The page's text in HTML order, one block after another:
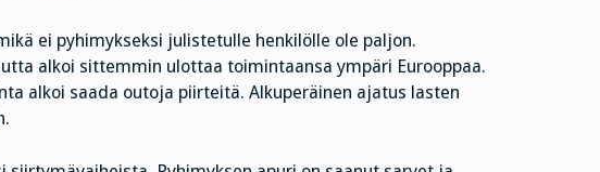
ei pyhimykseksi julistetulle henkilölle ole paljon.
alkoi sittemmin ulottaa toimintaansa ympäri Eurooppaa.
alkoi saada outoja piirteitä. Alkuperäinen ajatus lasten